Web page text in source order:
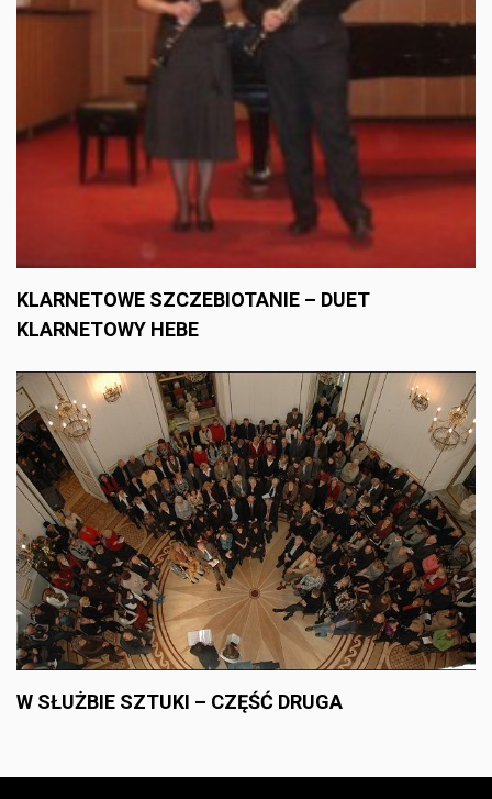
KLARNETOWE SZCZEBIOTANIE – DUET
KLARNETOWY HEBE
W SŁUŻBIE SZTUKI – CZĘŚĆ DRUGA